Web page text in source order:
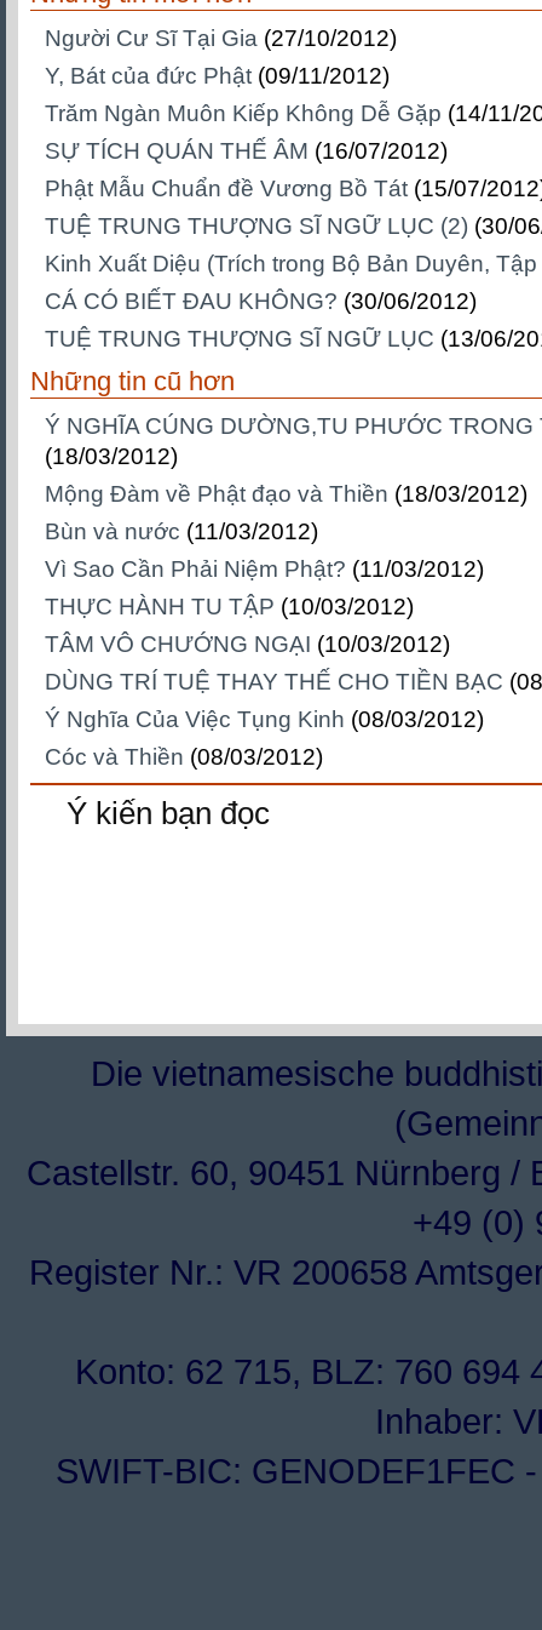
Người Cư Sĩ Tại Gia (27/10/2012)
Y, Bát của đức Phật (09/11/2012)
Trăm Ngàn Muôn Kiếp Không Dễ Gặp (14/11/
SỰ TÍCH QUÁN THẾ ÂM (16/07/2012)
Phật Mẫu Chuẩn đề Vương Bồ Tát (15/07/
TUỆ TRUNG THƯỢNG SĨ NGỮ LỤC (2) (30/
Kinh Xuất Diệu (Trích trong Bộ Bản Duyên, Tập
CÁ CÓ BIẾT ĐAU KHÔNG? (30/06/2012)
TUỆ TRUNG THƯỢNG SĨ NGỮ LỤC (13/06/
Những tin cũ hơn
Ý NGHĨA CÚNG DƯỜNG,TU PHƯỚC TRONG
(18/03/2012)
Mộng Đàm về Phật đạo và Thiền (18/03/2012)
Bùn và nước (11/03/2012)
Vì Sao Cần Phải Niệm Phật? (11/03/2012)
THỰC HÀNH TU TẬP (10/03/2012)
TÂM VÔ CHƯỚNG NGẠI (10/03/2012)
DÙNG TRÍ TUỆ THAY THẾ CHO TIỀN BẠC
Ý Nghĩa Của Việc Tụng Kinh (08/03/2012)
Cóc và Thiền (08/03/2012)
Ý kiến bạn đọc
Die vietnamesische
Castellstr. 60, 90451 Nürnberg /
+49 (0)
Register Nr.: VR 200658
Konto: 62 715, BLZ: 760 694
Inhaber:
SWIFT-BIC: GENODEF1FEC